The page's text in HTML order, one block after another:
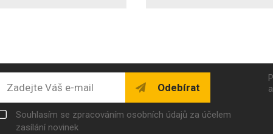
Odebírat
Souhlasím se zpracováním osobních údajů za účelem
zasílání novinek